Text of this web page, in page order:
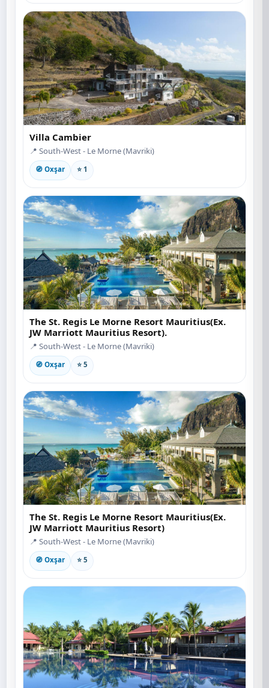
Villa Cambier
📍 South-West - Le Morne (Mavriki)
🧭 Oxşar ⭐ 1
The St. Regis Le Morne Resort Mauritius(Ex.
JW Marriott Mauritius Resort).
📍 South-West - Le Morne (Mavriki)
🧭 Oxşar ⭐ 5
The St. Regis Le Morne Resort Mauritius(Ex.
JW Marriott Mauritius Resort)
📍 South-West - Le Morne (Mavriki)
🧭 Oxşar ⭐ 5